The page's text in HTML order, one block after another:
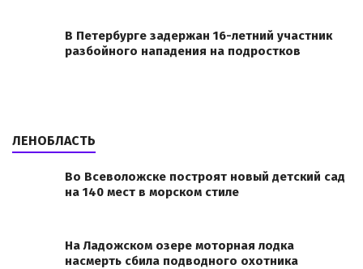
В Петербурге задержан 16-летний участник
разбойного нападения на подростков
ЛЕНОБЛАСТЬ
Во Всеволожске построят новый детский сад
на 140 мест в морском стиле
На Ладожском озере моторная лодка
насмерть сбила подводного охотника